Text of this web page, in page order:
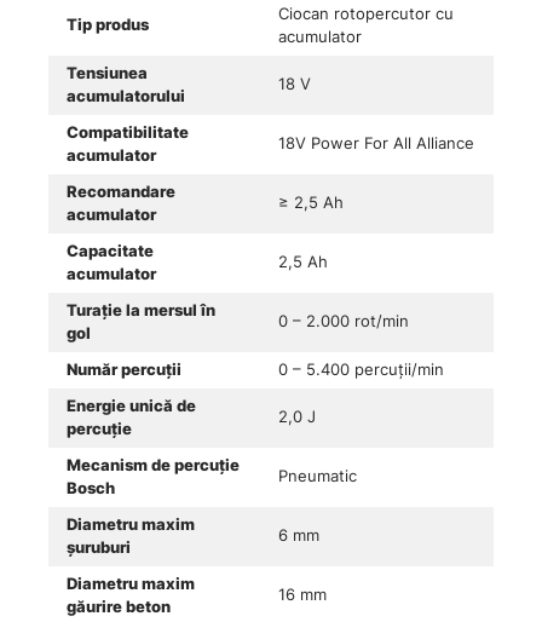
Tip produs
Ciocan rotopercutor cu
acumulator
Tensiunea
acumulatorului
18 V
Compatibilitate
acumulator
18V Power For All Alliance
Recomandare
acumulator
≥ 2,5 Ah
Capacitate
acumulator
2,5 Ah
Turație la mersul în
gol
0 – 2.000 rot/min
Număr percuții
0 – 5.400 percuții/min
Energie unică de
percuție
2,0 J
Mecanism de percuție
Bosch
Pneumatic
Diametru maxim
șuruburi
6 mm
Diametru maxim
găurire beton
16 mm